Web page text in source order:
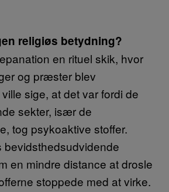
religiøs betydning?
en rituel skik, hvor
og præster blev
sige, at det var fordi de
sekter, især de
tog psykoaktive stoffer.
bevidsthedsudvidende
en mindre distance at drosle
stoppede med at virke.